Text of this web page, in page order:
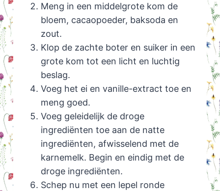
Meng in een middelgrote kom de
bloem, cacaopoeder, baksoda en
zout.
Klop de zachte boter en suiker in een
grote kom tot een licht en luchtig
beslag.
Voeg het ei en vanille-extract toe en
meng goed.
Voeg geleidelijk de droge
ingrediënten toe aan de natte
ingrediënten, afwisselend met de
karnemelk. Begin en eindig met de
droge ingrediënten.
Schep nu met een lepel ronde